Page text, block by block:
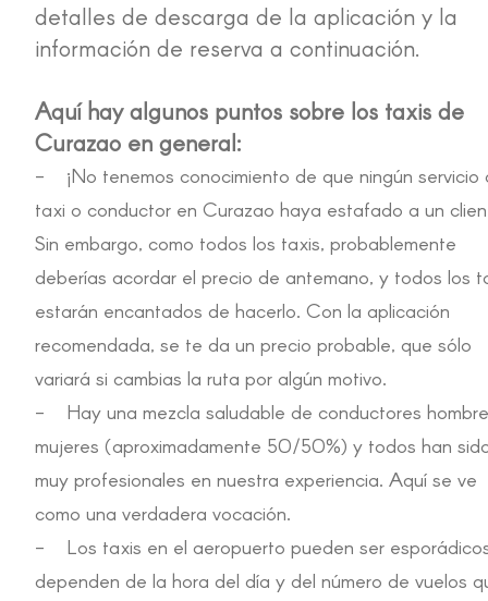
detalles de descarga de la aplicación y la
información de reserva a continuación.
Aquí hay algunos puntos sobre los taxis de
Curazao en general:
- ¡No tenemos conocimiento de que ningún servicio
taxi o conductor en Curazao haya estafado a un
Sin embargo, como todos los taxis, probablemente
deberías acordar el precio de antemano, y todos los
estarán encantados de hacerlo. Con la aplicación
recomendada, se te da un precio probable, que sólo
variará si cambias la ruta por algún motivo.
- Hay una mezcla saludable de conductores
mujeres (aproximadamente 50/50%) y todos han
muy profesionales en nuestra experiencia. Aquí se ve
como una verdadera vocación.
- Los taxis en el aeropuerto pueden ser
dependen de la hora del día y del número de vuelos